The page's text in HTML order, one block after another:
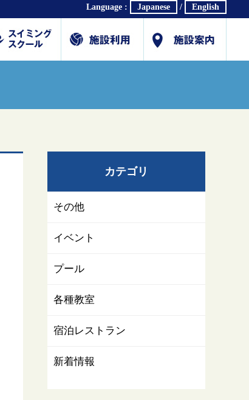
Language : Japanese / English
カテゴリ
その他
イベント
プール
各種教室
宿泊レストラン
新着情報